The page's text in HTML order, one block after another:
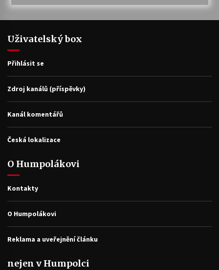
Uživatelský box
Přihlásit se
Zdroj kanálů (příspěvky)
Kanál komentářů
Česká lokalizace
O Humpolákovi
Kontakty
O Humpolákovi
Reklama a uveřejnění článku
nejen v Humpolci